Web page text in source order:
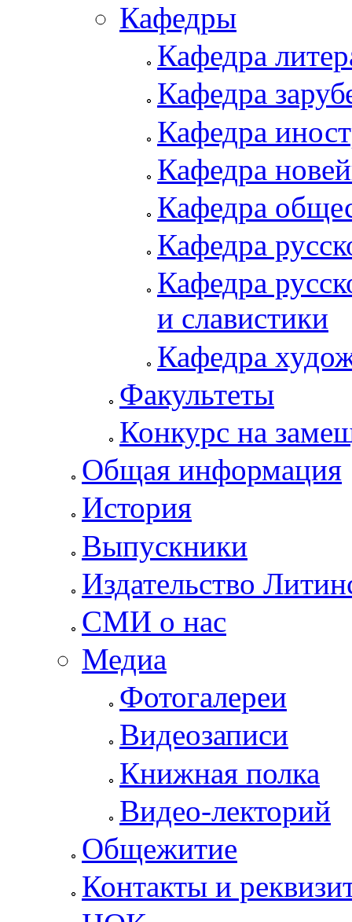
Кафедры
Кафедра
Кафедра
Кафедра
Кафедра
Кафедра
Кафедра
Кафедра
и славистики
Кафедра
Факультеты
Конкурс на
Общая информация
История
Выпускники
Издательство
СМИ о нас
Медиа
Фотогалереи
Видеозаписи
Книжная полка
Видео-лекторий
Общежитие
Контакты и